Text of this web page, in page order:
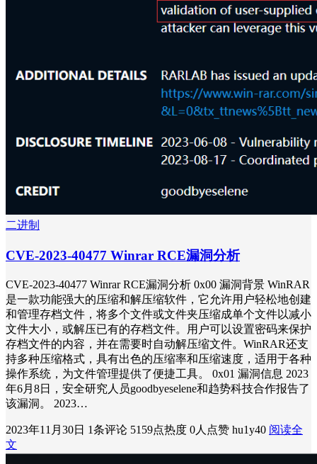
二进制
CVE-2023-40477 Winrar RCE漏洞分析
CVE-2023-40477 Winrar RCE漏洞分析 0x00 漏洞背景 WinRAR
是一款功能强大的压缩和解压缩软件，它允许用户轻松地创建
和管理存档文件，将多个文件或文件夹压缩成单个文件以减小
文件大小，或解压已有的存档文件。用户可以设置密码来保护
存档文件的内容，并在需要时自动解压缩文件。WinRAR还支
持多种压缩格式，具有出色的压缩率和压缩速度，适用于各种
操作系统，为文件管理提供了便捷工具。 0x01 漏洞信息 2023
年6月8日，安全研究人员goodbyeselene和趋势科技合作报告了
该漏洞。 2023…
2023年11月30日 1条评论 5159点热度 0人点赞 hu1y40 阅读全
文